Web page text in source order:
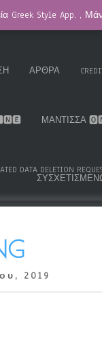
GREEK ROMA GYPSY
ΆΡΘΡΑ
ΜΆΝΤΙΣΣΑ
DATA
2019
Style App. ,